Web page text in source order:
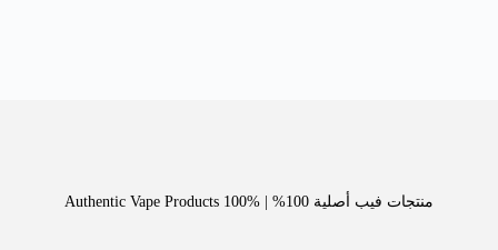
منتجات فيب أصلية 100% | Authentic Vape Products 100%